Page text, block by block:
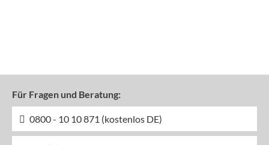
Für Fragen und Beratung:
0800 - 10 10 871 (kostenlos DE)